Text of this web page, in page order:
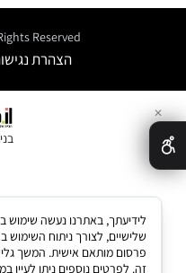
Reserved
הצהרת
✕
שלישיים, לצורך ניתוח השימוש
פרסום מותאם אישית. המשך
זה. לפרטים נוספים ניתן לעיין